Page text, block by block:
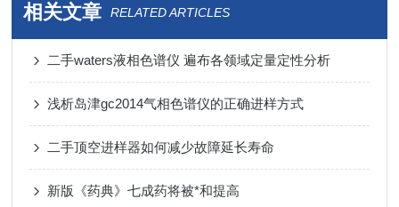
相关文章 RELATED ARTICLES
二手waters液相色谱仪 遍布各领域定量定性分析
浅析岛津gc2014气相色谱仪的正确进样方式
二手顶空进样器如何减少故障延长寿命
新版《药典》七成药将被*和提高